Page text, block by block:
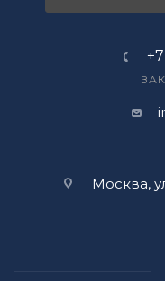
Москва,